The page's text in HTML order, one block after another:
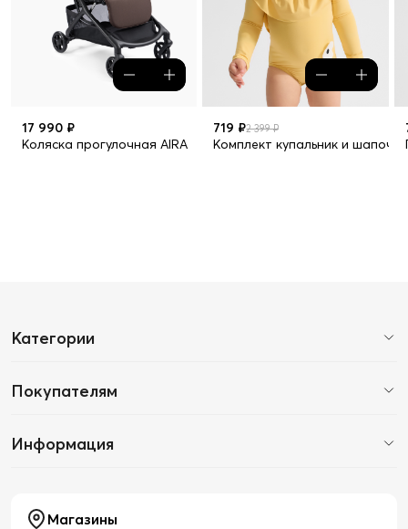
17 990 ₽
Коляска прогулочная AIRA
719 ₽2 399 ₽
Комплект купальник и шапочка
Категории
Покупателям
Информация
Магазины